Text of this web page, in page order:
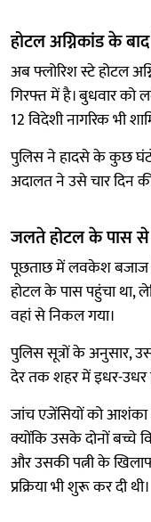
होटल अग्निकांड के
अब फ्लोरिश स्टे होटल
गिरफ्त में है। बुधवार को
12 विदेशी नागरिक भी
पुलिस ने हादसे के कुछ घंटों
अदालत ने उसे चार दिन
जलते होटल के पास से
पूछताछ में लवकेश बजाज
होटल के पास पहुंचा
वहां से निकल गया।
पुलिस सूत्रों के अनुसार,
देर तक शहर में इधर-उधर
जांच एजेंसियों को
क्योंकि उसके दोनों बच्चे
और उसकी पत्नी के
प्रक्रिया भी शुरू कर दी थी।